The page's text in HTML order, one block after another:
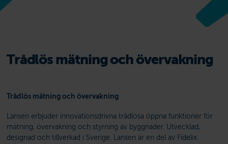
Trådlös mätning och övervakning
Trådlös mätning och övervakning
Lansen erbjuder innovationsdrivna trådlösa öppna funktioner för
mätning, övervakning och styrning av byggnader. Utvecklad,
designad och tillverkad i Sverige. Lansen är en del av Fidelix.